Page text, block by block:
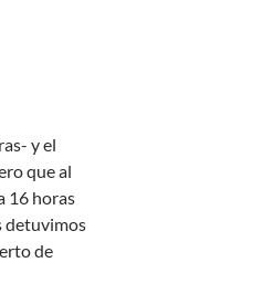
y el
que al
16 horas
detuvimos
de